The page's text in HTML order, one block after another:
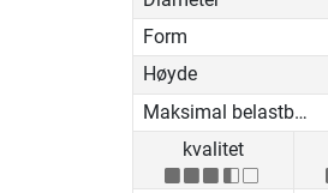
Form
Høyde
Maksimal belastbarhet
kvalitet